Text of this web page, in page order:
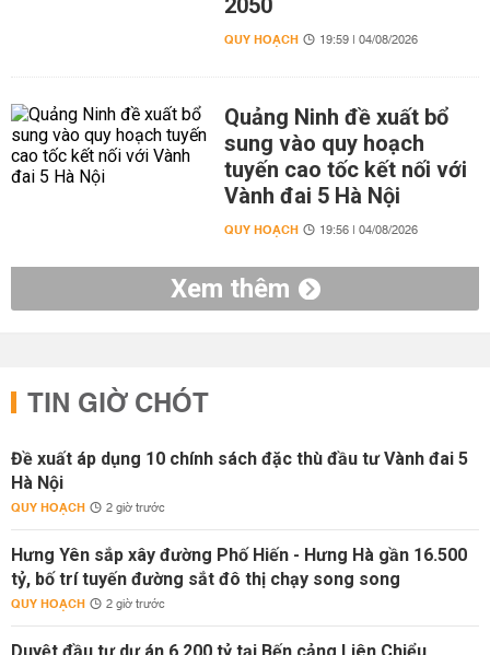
2050
QUY HOẠCH 19:59 | 04/08/2026
Quảng Ninh đề xuất bổ
sung vào quy hoạch
tuyến cao tốc kết nối với
Vành đai 5 Hà Nội
QUY HOẠCH 19:56 | 04/08/2026
Xem thêm
TIN GIỜ CHÓT
Đề xuất áp dụng 10 chính sách đặc thù đầu tư Vành đai 5
Hà Nội
QUY HOẠCH 2 giờ trước
Hưng Yên sắp xây đường Phố Hiến - Hưng Hà gần 16.500
tỷ, bố trí tuyến đường sắt đô thị chạy song song
QUY HOẠCH 2 giờ trước